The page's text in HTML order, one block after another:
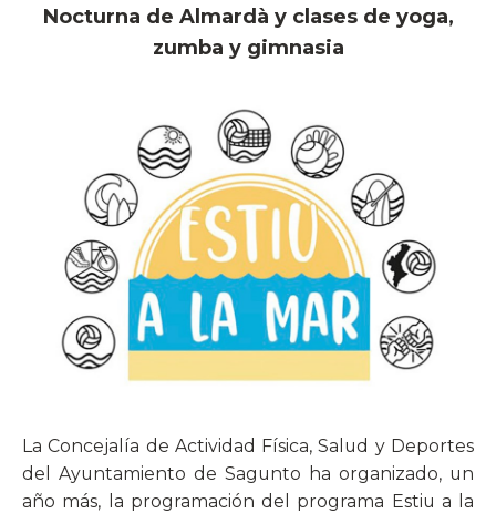
Nocturna de Almardà y clases de yoga,
zumba y gimnasia
La Concejalía de Actividad Física, Salud y Deportes
del Ayuntamiento de Sagunto ha organizado, un
año más, la programación del programa Estiu a la